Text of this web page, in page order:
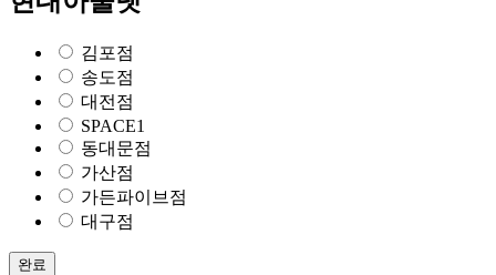
김포점
송도점
대전점
SPACE1
동대문점
가산점
가든파이브점
대구점
완료